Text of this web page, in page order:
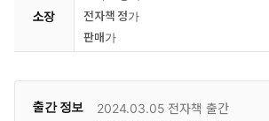
소장
전자책 정가
판매가
출간 정보 2024.03.05 전자책 출간